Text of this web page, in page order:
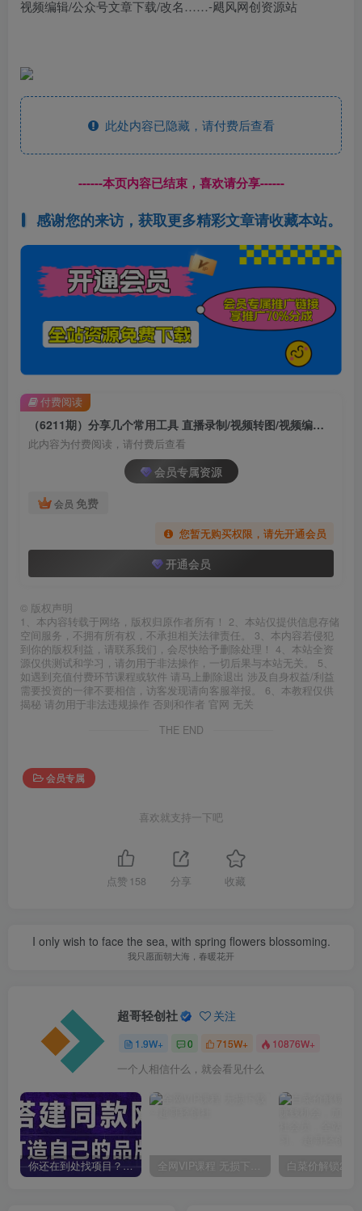
此处内容已隐藏，请付费后查看
------本页内容已结束，喜欢请分享------
感谢您的来访，获取更多精彩文章请收藏本站。
（6211期）分享几个常用工具 直播录制/视频转图/视频编辑/公众号文章下载/改名……
此内容为付费阅读，请付费后查看
会员专属资源
会员 免费
您暂无购买权限，请先开通会员
开通会员
付费阅读
© 版权声明
1、本内容转载于网络，版权归原作者所有！ 2、本站仅提供信息存储
空间服务，不拥有所有权，不承担相关法律责任。 3、本内容若侵犯
到你的版权利益，请联系我们，会尽快给予删除处理！ 4、本站全资
源仅供测试和学习，请勿用于非法操作，一切后果与本站无关。 5、
如遇到充值付费环节课程或软件 请马上删除退出 涉及自身权益/利益
需要投资的一律不要相信，访客发现请向客服举报。 6、本教程仅供
揭秘 请勿用于非法违规操作 否则和作者 官网 无关
THE END
会员专属
喜欢就支持一下吧
点赞 158 分享 收藏
I only wish to face the sea, with spring flowers blossoming.
我只愿面朝大海，春暖花开
超哥轻创社 关注
1.9W+ 0 715W+ 10876W+
一个人相信什么，就会看见什么
你还在到处找项目？还在当韭菜？我靠卖项目一个月收入5万+，曾经我也是个失败者。 全网VIP课程 无损下载~